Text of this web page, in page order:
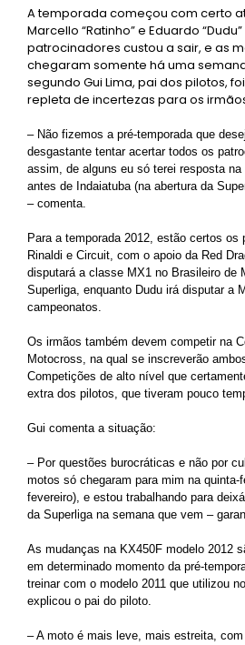
A temporada começou com certo
Marcello “Ratinho” e Eduardo
patrocinadores custou a sair, e as
chegaram somente há uma
segundo Gui Lima, pai dos pilotos,
repleta de incertezas para os
– Não fizemos a pré-temporada que
desgastante tentar acertar todos os
assim, de alguns eu só terei resposta
antes de Indaiatuba (na abertura da
– comenta.
Para a temporada 2012, estão certos
Rinaldi e Circuit, com o apoio da Red
disputará a classe MX1 no Brasileiro de
Superliga, enquanto Dudu irá disputar a
campeonatos.
Os irmãos também devem competir na
Motocross, na qual se inscreverão
Competições de alto nível que
extra dos pilotos, que tiveram pouco
Gui comenta a situação:
– Por questões burocráticas e não por
motos só chegaram para mim na quinta-
fevereiro), e estou trabalhando para
da Superliga na semana que vem –
As mudanças na KX450F modelo 2012
em determinado momento da pré-
treinar com o modelo 2011 que utilizou
explicou o pai do piloto.
– A moto é mais leve, mais estreita,